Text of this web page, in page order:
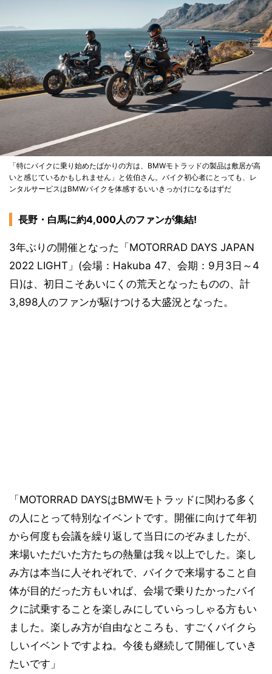
「特にバイクに乗り始めたばかりの方は、BMWモトラッドの製品は敷居が高
いと感じているかもしれません」と佐伯さん。バイク初心者にとっても、レ
ンタルサービスはBMWバイクを体感するいいきっかけになるはずだ
長野・白馬に約4,000人のファンが集結!
3年ぶりの開催となった「MOTORRAD DAYS JAPAN
2022 LIGHT」(会場：Hakuba 47、会期：9月3日～4
日)は、初日こそあいにくの荒天となったものの、計
3,898人のファンが駆けつける大盛況となった。
「MOTORRAD DAYSはBMWモトラッドに関わる多く
の人にとって特別なイベントです。開催に向けて年初
から何度も会議を繰り返して当日にのぞみましたが、
来場いただいた方たちの熱量は我々以上でした。楽し
み方は本当に人それぞれで、バイクで来場すること自
体が目的だった方もいれば、会場で乗りたかったバイ
クに試乗することを楽しみにしていらっしゃる方もい
ました。楽しみ方が自由なところも、すごくバイクら
しいイベントですよね。今後も継続して開催していき
たいです」